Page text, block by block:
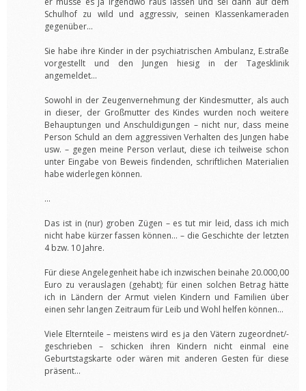
Schulhof zu wild und aggressiv, seinen Klassenkameraden
gegenüber…
Sie habe ihre Kinder in der psychiatrischen Ambulanz, E.straße
vorgestellt und den Jungen hiesig in der Tagesklinik
angemeldet…
Sowohl in der Zeugenvernehmung der Kindesmutter, als auch
in dieser, der Großmutter des Kindes wurden noch weitere
Behauptungen und Anschuldigungen – nicht nur, dass meine
Person Schuld an dem aggressiven Verhalten des Jungen habe
usw. – gegen meine Person verlaut, diese ich teilweise schon
unter Eingabe von Beweis findenden, schriftlichen Materialien
habe widerlegen können.
…
Das ist in (nur) groben Zügen – es tut mir leid, dass ich mich
nicht habe kürzer fassen können… – die Geschichte der letzten
4 bzw. 10 Jahre.
Für diese Angelegenheit habe ich inzwischen beinahe 20.000,00
Euro zu verauslagen (gehabt); für einen solchen Betrag hätte
ich in Ländern der Armut vielen Kindern und Familien über
einen sehr langen Zeitraum für Leib und Wohl helfen können…
Viele Elternteile – meistens wird es ja den Vätern zugeordnet/-
geschrieben – schicken ihren Kindern nicht einmal eine
Geburtstagskarte oder wären mit anderen Gesten für diese
präsent…